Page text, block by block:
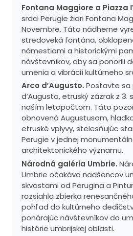
Fontana Maggiore a Piazza
srdci Perugie žiari Fontana
Novembre. Táto nádherne
stredoveká fontána,
námestiami a historickými
návštevníkov, aby sa ponorili
umenia a vibrácií kultúrneho
Arco d’Augusto. Postavte sa
d’Augusto, etruský zázrak z
naším letopočtom. Táto
obnovená Augustusom,
etruské vplyvy, stelesňujúc
Perugie v jednej
architektonického významu.
Národná galéria Umbrie.
Umbrie očakáva nadšencov
skvostami od Perugina a
rozsiahla zbierka
pohľad do kultúrneho
ponárajúc návštevníkov do
histórie umbrijskej oblasti.